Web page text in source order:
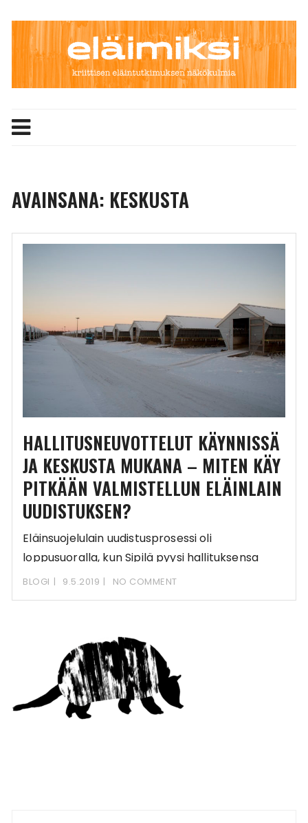
content
AVAINSANA: KESKUSTA
HALLITUSNEUVOTTELUT KÄYNNISSÄ
JA KESKUSTA MUKANA – MITEN KÄY
PITKÄÄN VALMISTELLUN ELÄINLAIN
UUDISTUKSEN?
Eläinsuojelulain uudistusprosessi oli
loppusuoralla, kun Sipilä pyysi hallituksensa
eroa. Eläinsuojelulain uudistus jäi seuraavalle
hallitukselle. Lainvalmistelu
BLOGI 9.5.2019 NO COMMENT